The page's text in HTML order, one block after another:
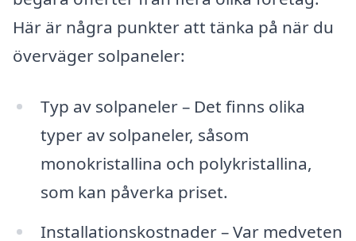
Här är några punkter att tänka på när du
överväger solpaneler:
Typ av solpaneler – Det finns olika
typer av solpaneler, såsom
monokristallina och polykristallina,
som kan påverka priset.
Installationskostnader – Var medveten